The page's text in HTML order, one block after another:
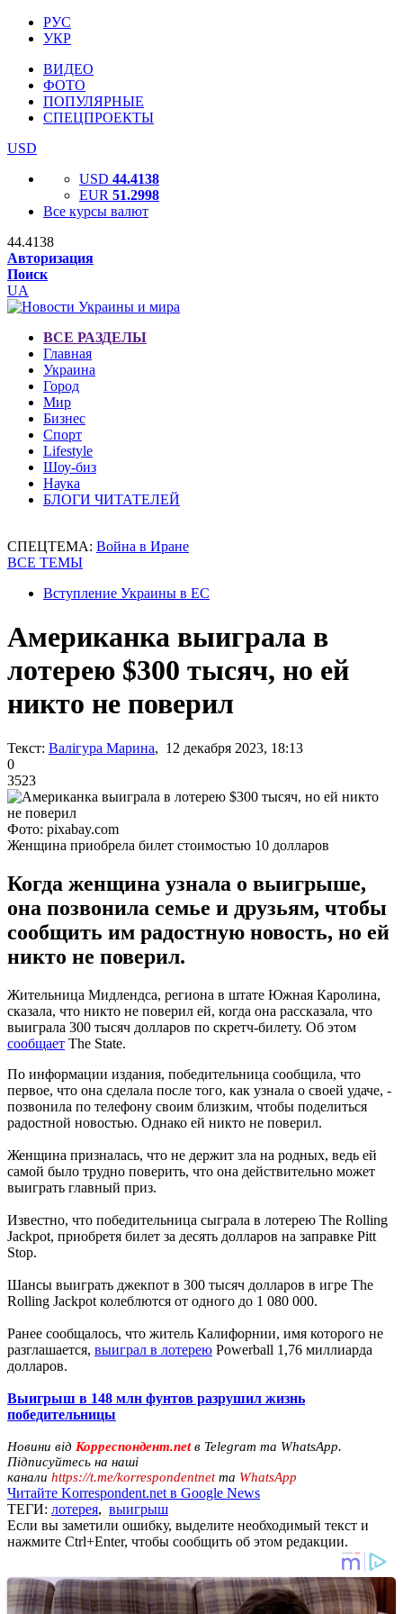
РУС
УКР
ВИДЕО
ФОТО
ПОПУЛЯРНЫЕ
СПЕЦПРОЕКТЫ
USD
USD 44.4138
EUR 51.2998
Все курсы валют
44.4138
Авторизация
Поиск
UA
ВСЕ РАЗДЕЛЫ
Главная
Украина
Город
Мир
Бизнес
Спорт
Lifestyle
Шоу-биз
Наука
БЛОГИ ЧИТАТЕЛЕЙ
СПЕЦТЕМА: Война в Иране
ВСЕ ТЕМЫ
Вступление Украины в ЕС
Американка выиграла в
лотерею $300 тысяч, но ей
никто не поверил
Текст: Валігура Марина, 12 декабря 2023, 18:13
0
3523
Фото: pixabay.com
Женщина приобрела билет стоимостью 10 долларов
Когда женщина узнала о выигрыше,
она позвонила семье и друзьям, чтобы
сообщить им радостную новость, но ей
никто не поверил.
Жительница Мидлендса, региона в штате Южная Каролина,
сказала, что никто не поверил ей, когда она рассказала, что
выиграла 300 тысяч долларов по скретч-билету. Об этом
сообщает The State.
По информации издания, победительница сообщила, что
первое, что она сделала после того, как узнала о своей удаче, -
позвонила по телефону своим близким, чтобы поделиться
радостной новостью. Однако ей никто не поверил.
Женщина призналась, что не держит зла на родных, ведь ей
самой было трудно поверить, что она действительно может
выиграть главный приз.
Известно, что победительница сыграла в лотерею The Rolling
Jackpot, приобретя билет за десять долларов на заправке Pitt
Stop.
Шансы выиграть джекпот в 300 тысяч долларов в игре The
Rolling Jackpot колеблются от одного до 1 080 000.
Ранее сообщалось, что житель Калифорнии, имя которого не
разглашается, выиграл в лотерею Powerball 1,76 миллиарда
долларов.
Выигрыш в 148 млн фунтов разрушил жизнь
победительницы
Новини від Корреспондент.netв Telegram та WhatsApp.
Підписуйтесь на наші
канали https://t.me/korrespondentnetта WhatsApp
Читайте Korrespondent.net в Google News
ТЕГИ: лотерея, выигрыш
Если вы заметили ошибку, выделите необходимый текст и
нажмите Ctrl+Enter, чтобы сообщить об этом редакции.